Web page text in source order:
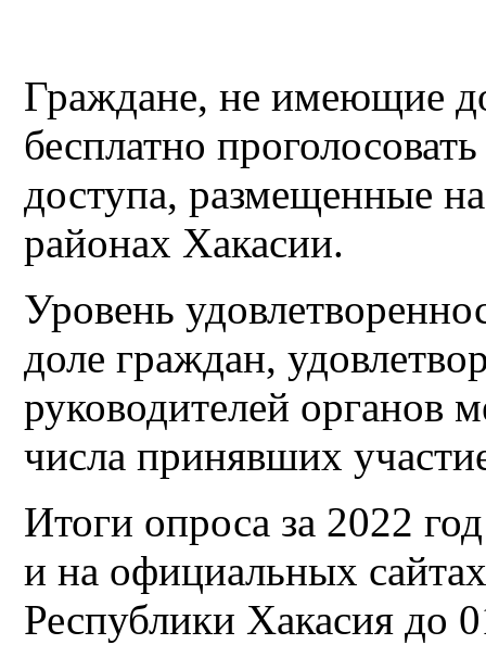
Граждане, не имеющие
бесплатно
доступа, размещенные
районах Хакасии.
Уровень
доле граждан,
руководителей органов
числа принявших
Итоги опроса за 2022
и на официальных
Республики Хакасия до